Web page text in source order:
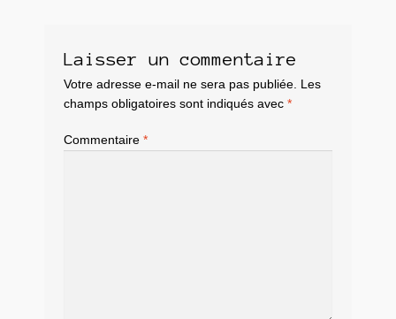
Laisser un commentaire
Votre adresse e-mail ne sera pas publiée. Les
champs obligatoires sont indiqués avec *
Commentaire *